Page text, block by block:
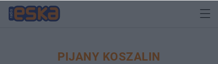
PIJANY KOSZALIN